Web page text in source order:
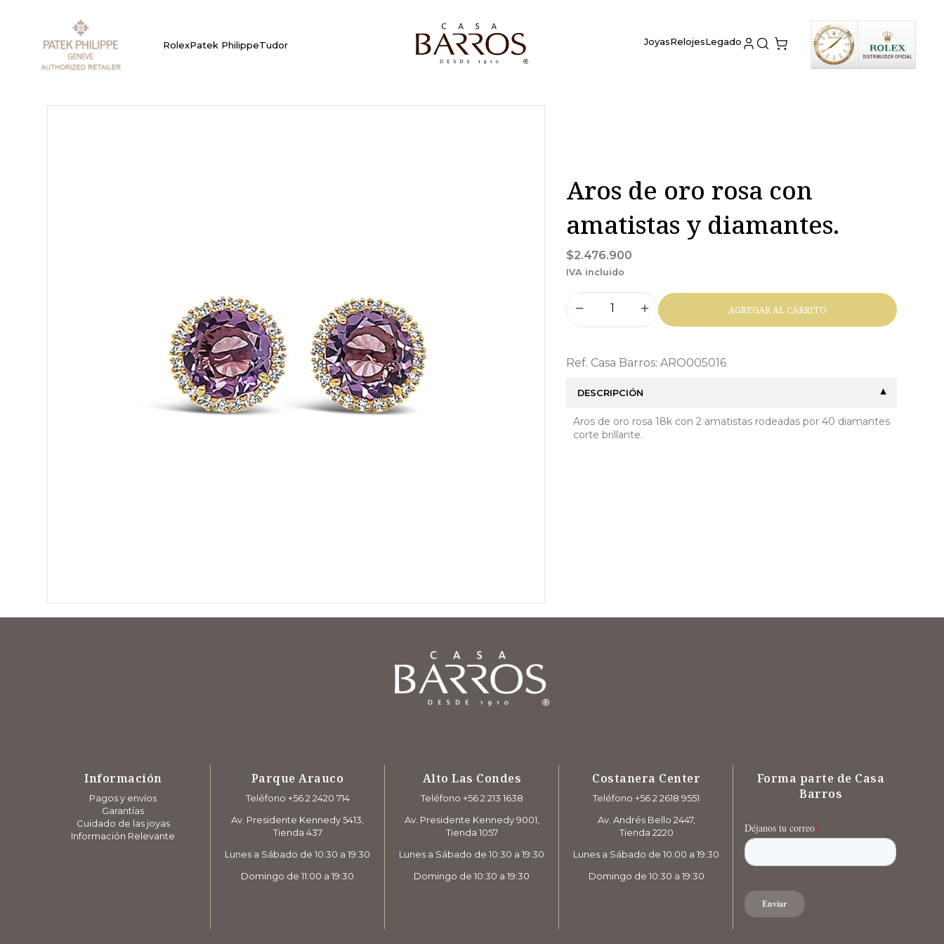
RolexPatek PhilippeTudor JoyasRelojesLegado
Aros de oro rosa con
amatistas y diamantes.
$2.476.900
IVA incluido
AGREGAR AL CARRITO
Ref. Casa Barros: ARO005016
DESCRIPCIÓN
Aros de oro rosa 18k con 2 amatistas rodeadas por 40 diamantes
corte brillante.
Información
Pagos y envíos
Garantías
Cuidado de las joyas
Información Relevante
Parque Arauco
Teléfono +56 2 2420 714
Av. Presidente Kennedy 5413,
Tienda 437
Lunes a Sábado de 10:30 a 19:30
Domingo de 11:00 a 19:30
Alto Las Condes
Teléfono +56 2 213 1638
Av. Presidente Kennedy 9001,
Tienda 1057
Lunes a Sábado de 10:30 a 19:30
Domingo de 10:30 a 19:30
Costanera Center
Teléfono +56 2 2618 9551
Av. Andrés Bello 2447,
Tienda 2220
Lunes a Sábado de 10:00 a 19:30
Domingo de 10:30 a 19:30
Forma parte de Casa
Barros